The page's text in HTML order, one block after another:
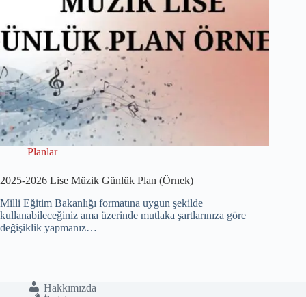
Planlar
2025-2026 Lise Müzik Günlük Plan (Örnek)
Milli Eğitim Bakanlığı formatına uygun şekilde
kullanabileceğiniz ama üzerinde mutlaka şartlarınıza göre
değişiklik yapmanız…
Hakkımızda